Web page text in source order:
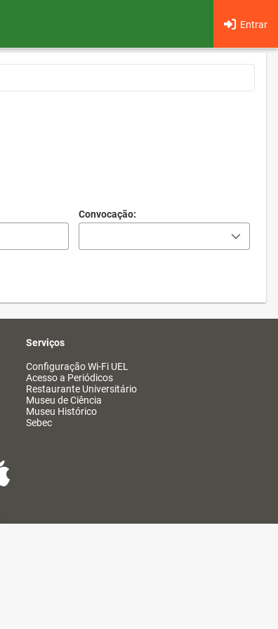
Entrar
Convocação:
Serviços
Configuração Wi-Fi UEL
Acesso a Periódicos
Restaurante Universitário
Museu de Ciência
Museu Histórico
Sebec